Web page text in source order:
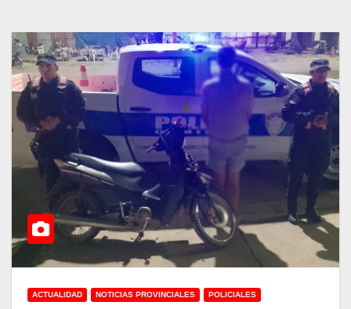
ACTUALIDAD NOTICIAS PROVINCIALES POLICIALES